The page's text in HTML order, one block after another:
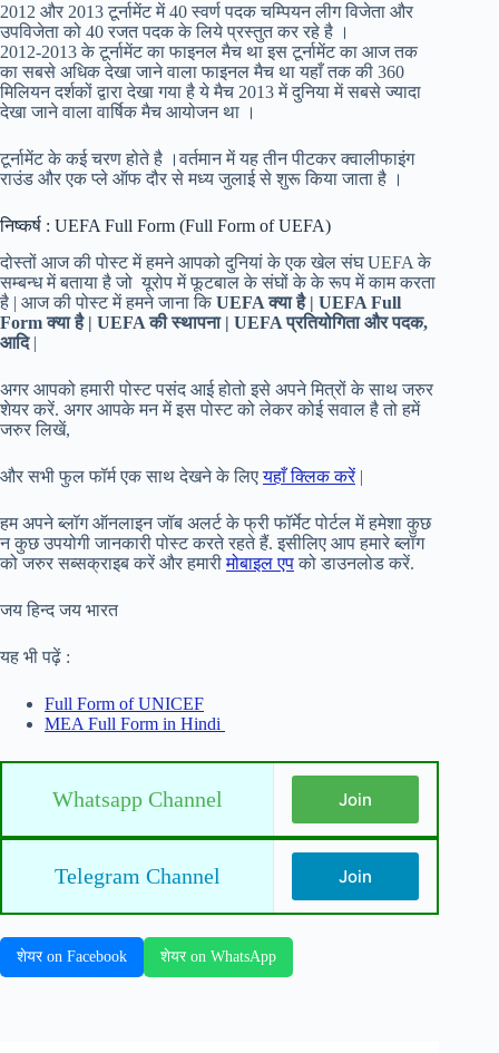
2012 और 2013 टूर्नामेंट में 40 स्वर्ण पदक चम्पियन लीग विजेता और
उपविजेता को 40 रजत पदक के लिये प्रस्तुत कर रहे है ।
2012-2013 के टूर्नामेंट का फाइनल मैच था इस टूर्नामेंट का आज तक
का सबसे अधिक देखा जाने वाला फाइनल मैच था यहाँ तक की 360
मिलियन दर्शकों द्वारा देखा गया है ये मैच 2013 में दुनिया में सबसे ज्यादा
देखा जाने वाला वार्षिक मैच आयोजन था ।
टूर्नामेंट के कई चरण होते है ।वर्तमान में यह तीन पीटकर क्वालीफाइंग
राउंड और एक प्ले ऑफ दौर से मध्य जुलाई से शुरू किया जाता है ।
निष्कर्ष : UEFA Full Form (Full Form of UEFA)
दोस्तों आज की पोस्ट में हमने आपको दुनियां के एक खेल संघ UEFA के
सम्बन्ध में बताया है जो यूरोप में फूटबाल के संघों के के रूप में काम करता
है | आज की पोस्ट में हमने जाना कि UEFAक्या है | UEFA Full
Formक्या है | UEFAकी स्थापना | UEFAप्रतियोगिता और पदक,
आदि|
अगर आपको हमारी पोस्ट पसंद आई होतो इसे अपने मित्रों के साथ जरुर
शेयर करें. अगर आपके मन में इस पोस्ट को लेकर कोई सवाल है तो हमें
जरुर लिखें,
और सभी फुल फॉर्म एक साथ देखने के लिएयहाँ क्लिक करें|
हम अपने ब्लॉग ऑनलाइन जॉब अलर्ट के फ्री फॉर्मेट पोर्टल में हमेशा कुछ
न कुछ उपयोगी जानकारी पोस्ट करते रहते हैं. इसीलिए आप हमारे ब्लॉग
को जरुर सब्सक्राइब करें और हमारीमोबाइल एपको डाउनलोड करें.
जय हिन्द जय भारत
यह भी पढ़ें :
Full Form of UNICEF
MEA Full Form in Hindi
Whatsapp Channel Join
Telegram Channel Join
शेयर on Facebook शेयर on WhatsApp